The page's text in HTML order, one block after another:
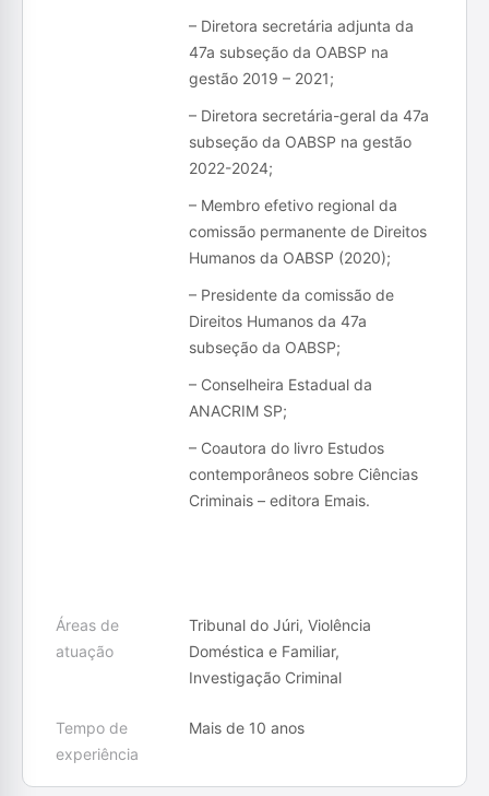
– Diretora secretária adjunta da
47a subseção da OABSP na
gestão 2019 – 2021;
– Diretora secretária-geral da 47a
subseção da OABSP na gestão
2022-2024;
– Membro efetivo regional da
comissão permanente de Direitos
Humanos da OABSP (2020);
– Presidente da comissão de
Direitos Humanos da 47a
subseção da OABSP;
– Conselheira Estadual da
ANACRIM SP;
– Coautora do livro Estudos
contemporâneos sobre Ciências
Criminais – editora Emais.
Áreas de
atuação
Tribunal do Júri, Violência
Doméstica e Familiar,
Investigação Criminal
Tempo de
experiência
Mais de 10 anos